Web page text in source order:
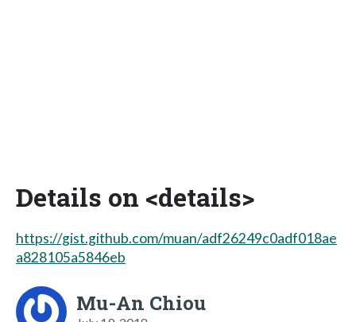
Details on <details>
https://gist.github.com/muan/adf26249c0adf018ae
a828105a5846eb
Mu-An Chiou